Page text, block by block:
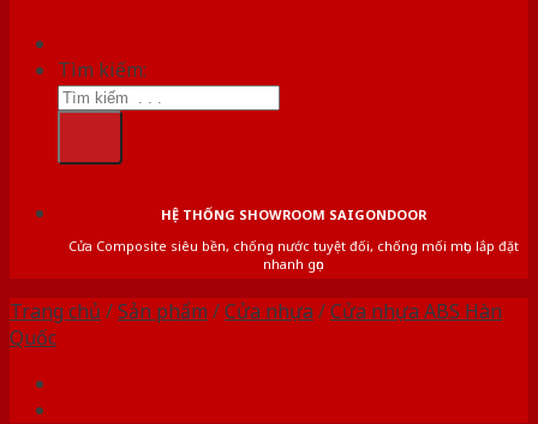
Tìm kiếm:
HỆ THỐNG SHOWROOM SAIGONDOOR
Cửa Composite siêu bền, chống nước tuyệt đối, chống mối mọt, lắp đặt
nhanh gọn
Trang chủ /Sản phẩm /Cửa nhựa /Cửa nhựa ABS Hàn
Quốc